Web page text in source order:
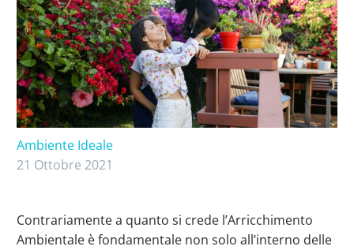
Ambiente Ideale
21 Ottobre 2021
Contrariamente a quanto si crede l’Arricchimento
Ambientale è fondamentale non solo all’interno delle